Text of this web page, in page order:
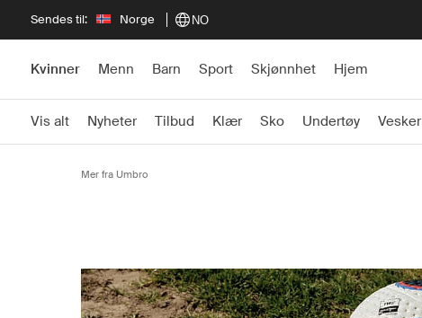
Sendes til: Norge NO
Kvinner Menn Barn Sport Skjønnhet Hjem
Vis alt Nyheter Tilbud Klær Sko Undertøy Vesker
Mer fra Umbro